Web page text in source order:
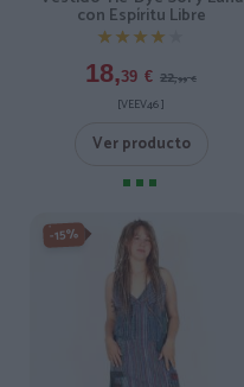
con Espíritu Libre
★★★★★
★★★★★
18,39 € 22,99 €
[VEEV46 ]
Ver producto
-15%